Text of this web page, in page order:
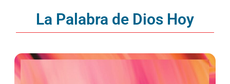
La Palabra de Dios Hoy